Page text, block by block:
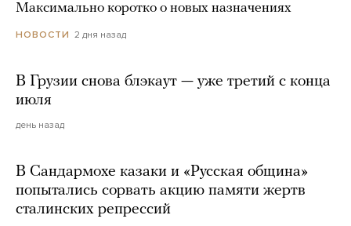
Максимально коротко о новых назначениях
НОВОСТИ 2 дня назад
В Грузии снова блэкаут — уже третий с конца
июля
день назад
В Сандармохе казаки и «Русская община»
попытались сорвать акцию памяти жертв
сталинских репрессий